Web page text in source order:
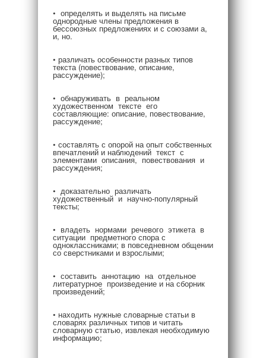
• определять и выделять на письме
однородные члены предложения в
бессоюзных предложениях и с союзами а,
и, но.
• различать особенности разных типов
текста (повествование, описание,
рассуждение);
• обнаруживать в реальном
художественном тексте его
составляющие: описание, повествование,
рассуждение;
• составлять с опорой на опыт собственных
впечатлений и наблюдений текст с
элементами описания, повествования и
рассуждения;
• доказательно различать
художественный и научно-популярный
тексты;
• владеть нормами речевого этикета в
ситуации предметного спора с
одноклассниками; в повседневном общении
со сверстниками и взрослыми;
• составить аннотацию на отдельное
литературное произведение и на сборник
произведений;
• находить нужные словарные статьи в
словарях различных типов и читать
словарную статью, извлекая необходимую
информацию;